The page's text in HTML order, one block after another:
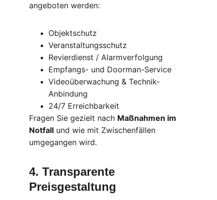
angeboten werden:
Objektschutz
Veranstaltungsschutz
Revierdienst / Alarmverfolgung
Empfangs- und Doorman-Service
Videoüberwachung & Technik-
Anbindung
24/7 Erreichbarkeit
Fragen Sie gezielt nach Maßnahmen im
Notfall und wie mit Zwischenfällen
umgegangen wird.
4. Transparente
Preisgestaltung